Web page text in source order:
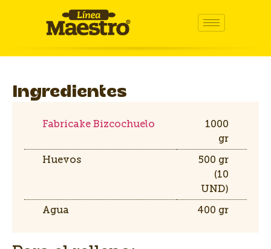
Ingredientes
Fabricake Bizcochuelo
1000
gr
Huevos
500 gr
(10
UND)
Agua
400 gr